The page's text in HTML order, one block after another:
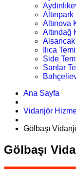
Altınova
Altındağ
Ilıca
Side
Sarılar
Ana Sayfa
Vidanjör
Gölbaşı
Gölbaşı